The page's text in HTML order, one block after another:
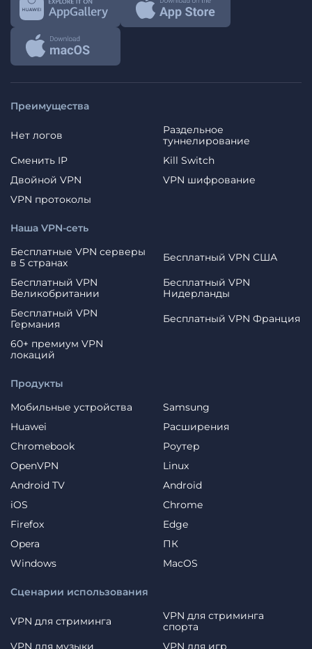
Преимущества
Нет логов
Раздельное
туннелирование
Сменить IP
Kill Switch
Двойной VPN
VPN шифрование
VPN протоколы
Продукты
Мобильные устройства
Samsung
Huawei
Расширения
Chromebook
Роутер
OpenVPN
Linux
Android TV
Android
iOS
Chrome
Firefox
Edge
Opera
ПК
Windows
MacOS
Сценарии использования
VPN для стриминга
VPN для стриминга
спорта
VPN для музыки
VPN для игр
Наша VPN-сеть
Бесплатные VPN серверы
в 5 странах
Бесплатный VPN США
Бесплатный VPN
Великобритании
Бесплатный VPN
Нидерланды
Бесплатный VPN
Германия
Бесплатный VPN Франция
60+ премиум VPN
локаций